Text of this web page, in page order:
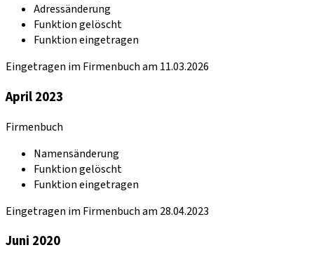
Adressänderung
Funktion gelöscht
Funktion eingetragen
Eingetragen im Firmenbuch am 11.03.2026
April 2023
Firmenbuch
Namensänderung
Funktion gelöscht
Funktion eingetragen
Eingetragen im Firmenbuch am 28.04.2023
Juni 2020